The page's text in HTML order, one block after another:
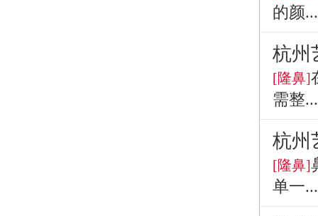
的颜...
杭州
[隆鼻]
需整...
杭州
[隆鼻]
单一...